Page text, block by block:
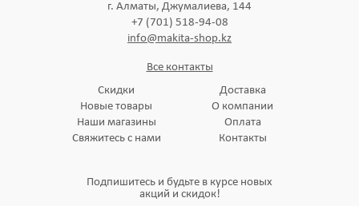
г. Алматы, Джумалиева, 144
+7 (701) 518-94-08
info@makita-shop.kz
Все контакты
Скидки
Новые товары
Наши магазины
Свяжитесь с нами
Доставка
О компании
Оплата
Контакты
Подпишитесь и будьте в курсе новых
акций и скидок!